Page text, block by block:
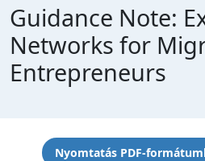
Guidance Note:
Networks for
Entrepreneurs
Nyomtatás PDF-